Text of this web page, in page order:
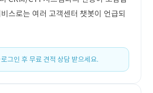
스로는 여러 고객센터 챗봇이 언급되
로그인 후 무료 견적 상담 받으세요.